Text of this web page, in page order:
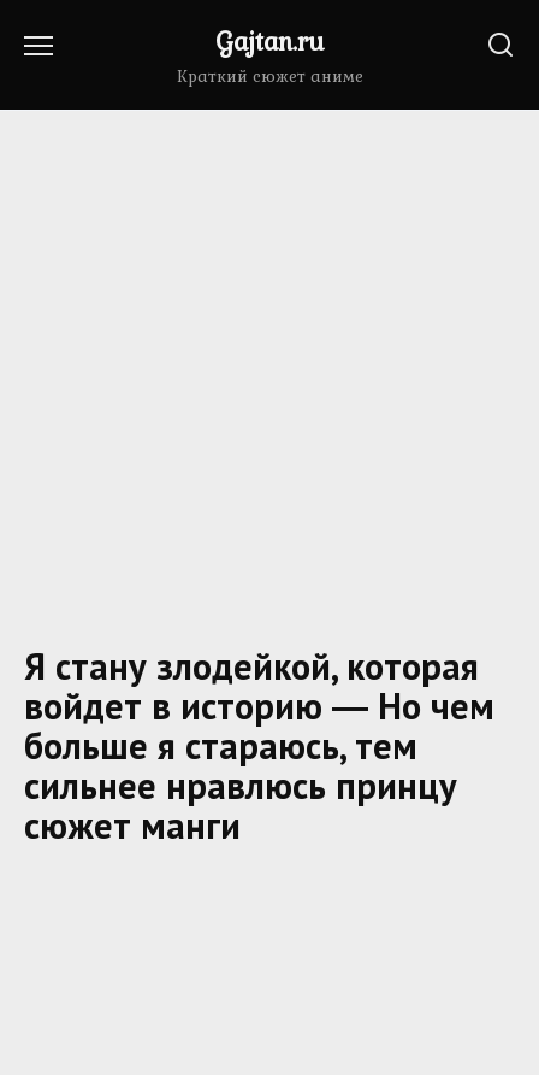
Gajtan.ru
Краткий сюжет аниме
Я стану злодейкой, которая
войдет в историю ― Но чем
больше я стараюсь, тем
сильнее нравлюсь принцу
сюжет манги